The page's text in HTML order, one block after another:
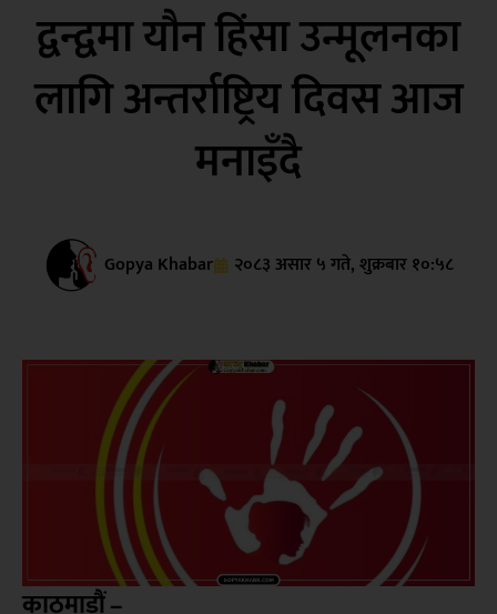
द्वन्द्वमा यौन हिंसा उन्मूलनका
लागि अन्तर्राष्ट्रिय दिवस आज
मनाइँदै
Gopya Khabar २०८३ असार ५ गते, शुक्रबार १०:५८
काठमाडौं –